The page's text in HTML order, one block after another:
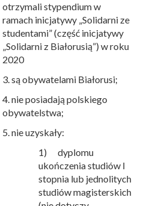
otrzymali stypendium w
ramach inicjatywy „Solidarni ze
studentami” (część inicjatywy
„Solidarni z Białorusią”) w roku
2020
3. są obywatelami Białorusi;
4. nie posiadają polskiego
obywatelstwa;
5. nie uzyskały:
1) dyplomu
ukończenia studiów I
stopnia lub jednolitych
studiów magisterskich